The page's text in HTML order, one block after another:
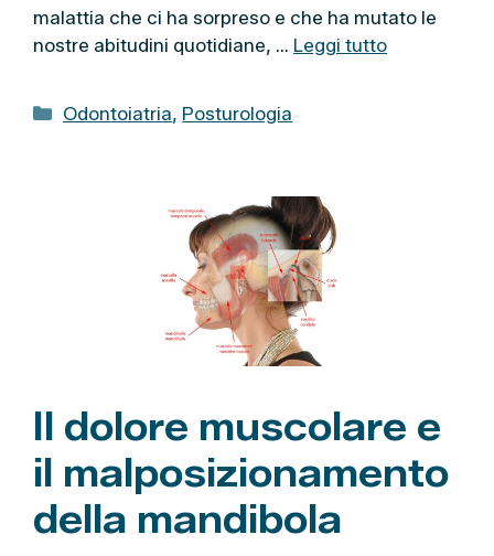
malattia che ci ha sorpreso e che ha mutato le
nostre abitudini quotidiane, … Leggi tutto
C
Odontoiatria, Posturologia
Il dolore muscolare e
il malposizionamento
della mandibola